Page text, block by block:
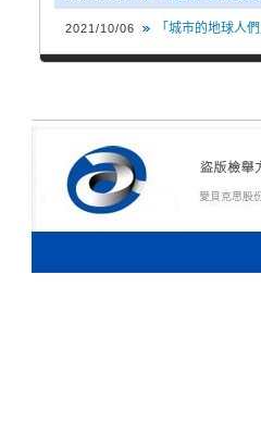
2021/10/06 「城市的地球人